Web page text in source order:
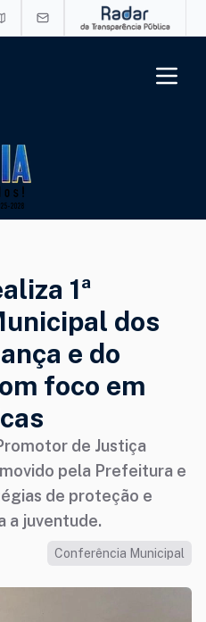
1ª
dos
e do
foco em
de Justiça
pela Prefeitura e
de proteção e
a juventude.
Conferência Municipal